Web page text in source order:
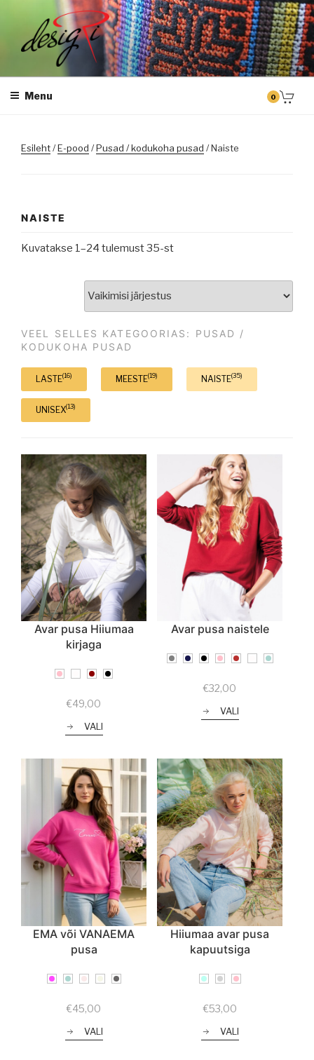
content
DESIGRI
Masintikkimine, tiimiriided, logo riietele tikkimine, kodukoha pusad,
Menu 0
Esileht/E-pood /Pusad / kodukoha pusad / Naiste
NAISTE
Kuvatakse 1–24 tulemust 35-st
VEEL SELLES KATEGOORIAS: PUSAD /
KODUKOHA PUSAD
LASTE(16) MEESTE(19) NAISTE(35)
UNISEX(13)
Avar pusa Hiiumaa
kirjaga
€49,00
VALI
Avar pusa naistele
€32,00
VALI
EMA või VANAEMA
pusa
€45,00
VALI
Hiiumaa avar pusa
kapuutsiga
€53,00
VALI